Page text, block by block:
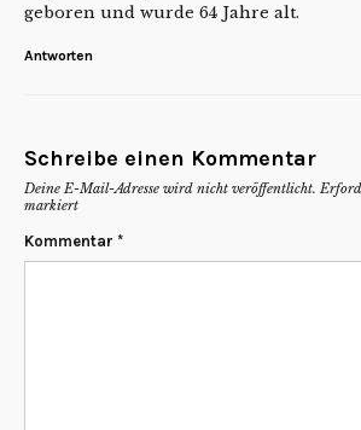
geboren und wurde 64 Jahre alt.
Antworten
Schreibe einen Kommentar
Deine E-Mail-Adresse wird nicht veröffentlicht.
markiert
Kommentar *